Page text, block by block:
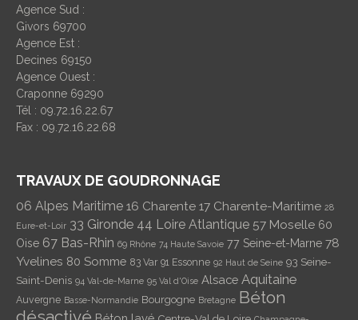
Agence Sud :
Givors 69700
Agence Est :
Decines 69150
Agence Ouest :
Craponne 69290
Tél : 09.72.16.22.67
Fax : 09.72.16.22.68
TRAVAUX DE GOUDRONNAGE
06 Alpes Maritime 16 Charente 17 Charente-Maritime 28
Eure-et-Loir 33 Gironde 44 Loire Atlantique 57 Moselle 60
Oise 67 Bas-Rhin 69 Rhône 74 Haute Savoie 77 Seine-et-Marne 78
Yvelines 80 Somme 83 Var 91 Essonne 92 Haut de Seine 93 Seine-
Saint-Denis 94 Val-de-Marne 95 Val d'Oise Alsace Aquitaine
Auvergne Basse-Normandie Bourgogne Bretagne Béton